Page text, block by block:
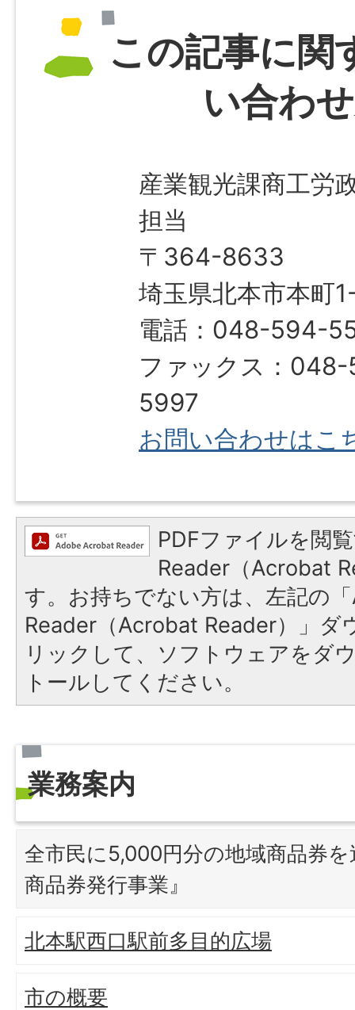
この記事に関
い合わ
産業観光課商工労
担当
〒364-8633
埼玉県北本市本町
電話：048-594-
ファックス：
5997
お問い合わせはこ
PDFファイルを閲
Reader（Acrobat
す。お持ちでない方は、左記の
Reader（Acrobat Reader）」ダ
リックして、ソフトウェアをダ
トールしてください。
業務案内
全市民に5,000円分の地域商品券
商品券発行事業』
北本駅西口駅前多目的広場
市の概要